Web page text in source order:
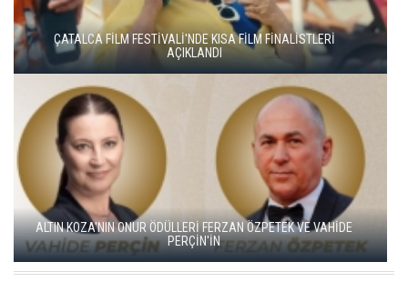
YEŞİM USTAOĞLU'NUN "ARTAKALAN"I SAN SEBASTIÁN'DA
DÜNYA PRÖMİYERİNİ YAPACAK
GO TÜRKİYE MİNİ DİZİLERİNİN YENİ ROTASI DOĞU KARADENİZ
OLDU